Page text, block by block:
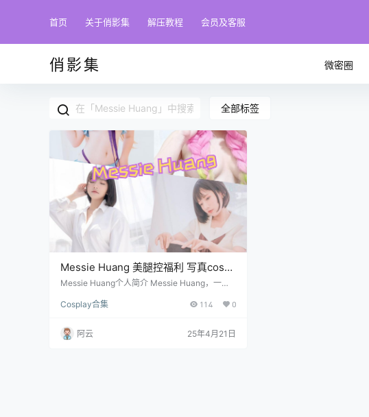
首页 关于俏影集 解压教程 会员及客服
俏影集 微密圈
全部标签
Messie Huang 美腿控福利 写真cos资
源合集下载
Messie Huang个人简介 Messie Huang，一位
格与未来感美学在圈内独树一帜。她出生于19X
座，身高164cm，体重45kg，拥有黄金比例的
匀称身材。这位东南亚面孔的coser，用实力证
Cosplay合集 114 0
阿云
25年4月21日